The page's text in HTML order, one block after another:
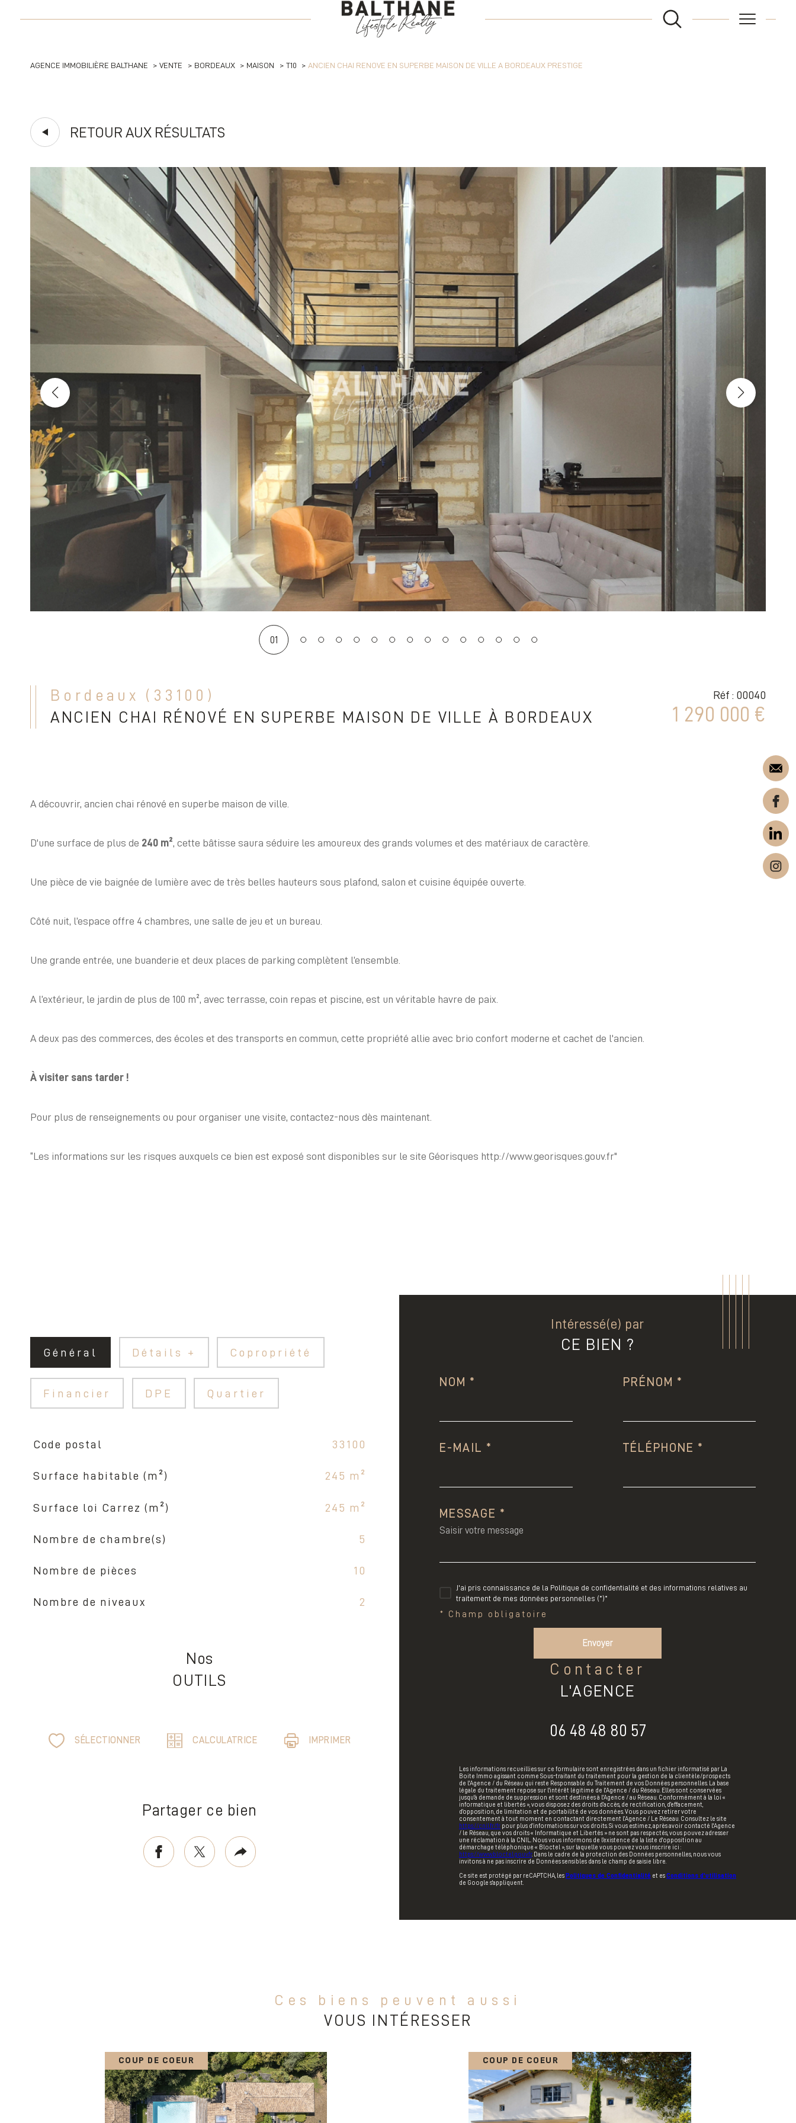
ACHETER
de l'immo pro
LOUER ESTIMER
VOIR LES
Maison 33000 - Bordeaux
AGENCE IMMOBILIÈRE BALTHANE VENTE BORDEAUX MAISON T10 ANCIEN CHAI RENOVE EN SUPERBE MAISON DE VILLE A BORDEAUX PRESTIGE
RETOUR AUX RÉSULTATS
01
Bordeaux (33100)
ANCIEN CHAI RÉNOVÉ EN SUPERBE MAISON DE VILLE À BORDEAUX
Réf : 00040
1 290 000 €
A découvrir, ancien chai rénové en superbe maison de ville.
D'une surface de plus de 240 m², cette bâtisse saura séduire les amoureux des grands volumes et des matériaux de caractère.
Une pièce de vie baignée de lumière avec de très belles hauteurs sous plafond, salon et cuisine équipée ouverte.
Côté nuit, l’espace offre 4 chambres, une salle de jeu et un bureau.
Une grande entrée, une buanderie et deux places de parking complètent l’ensemble.
A l’extérieur, le jardin de plus de 100 m², avec terrasse, coin repas et piscine, est un véritable havre de paix.
A deux pas des commerces, des écoles et des transports en commun, cette propriété allie avec brio confort moderne et cachet de l'ancien.
À visiter sans tarder !
Pour plus de renseignements ou pour organiser une visite, contactez-nous dès maintenant.
“Les informations sur les risques auxquels ce bien est exposé sont disponibles sur le site Géorisques http://www.georisques.gouv.fr"
Général Détails + Copropriété
Financier DPE Quartier
TRAD_SIROCCO_Caracteristique
Code postal 33100
Surface habitable (m²) 245 m²
Surface loi Carrez (m²) 245 m²
Nombre de chambre(s) 5
Nombre de pièces 10
Nombre de niveaux 2
Nos
OUTILS
SÉLECTIONNER CALCULATRICE IMPRIMER
Partager ce bien
Intéressé(e) par
CE BIEN ?
NOM * PRÉNOM *
E-MAIL * TÉLÉPHONE *
MESSAGE *
J'ai pris connaissance de la Politique de confidentialité et des informations relatives au
traitement de mes données personnelles (*)*
* Champ obligatoire
Envoyer
contacter
L'AGENCE
06 48 48 80 57
Les informations recueillies sur ce formulaire sont enregistrées dans un fichier informatisé par La
Boite Immo agissant comme Sous-traitant du traitement pour la gestion de la clientèle/prospects
de l'Agence / du Réseau qui reste Responsable du Traitement de vos Données personnelles. La base
légale du traitement repose sur l'intérêt légitime de l'Agence / du Réseau. Elles sont conservées
jusqu'à demande de suppression et sont destinées à l'Agence / au Réseau. Conformément à la loi «
informatique et libertés », vous disposez des droits d’accès, de rectification, d’effacement,
d’opposition, de limitation et de portabilité de vos données. Vous pouvez retirer votre
consentement à tout moment en contactant directement l’Agence / Le Réseau. Consultez le site
https://cnil.fr/fr pour plus d’informations sur vos droits. Si vous estimez, après avoir contacté l'Agence
/ le Réseau, que vos droits « Informatique et Libertés » ne sont pas respectés, vous pouvez adresser
une réclamation à la CNIL. Nous vous informons de l’existence de la liste d'opposition au
démarchage téléphonique « Bloctel », sur laquelle vous pouvez vous inscrire ici :
https://www.bloctel.gouv.fr. Dans le cadre de la protection des Données personnelles, nous vous
invitons à ne pas inscrire de Données sensibles dans le champ de saisie libre.
Ce site est protégé par reCAPTCHA, les Politiques de Confidentialité et esConditions d'utilisation
de Google s'appliquent.
Ces biens peuvent aussi
VOUS INTÉRESSER
COUP DE COEUR COUP DE COEUR